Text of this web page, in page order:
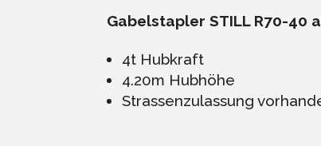
Gabelstapler STILL R70-40
4t Hubkraft
4.20m Hubhöhe
Strassenzulassung